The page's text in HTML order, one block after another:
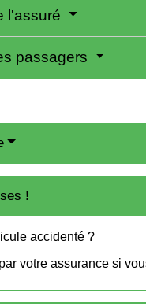
l'assuré
passagers
!
accidenté ?
votre assurance si